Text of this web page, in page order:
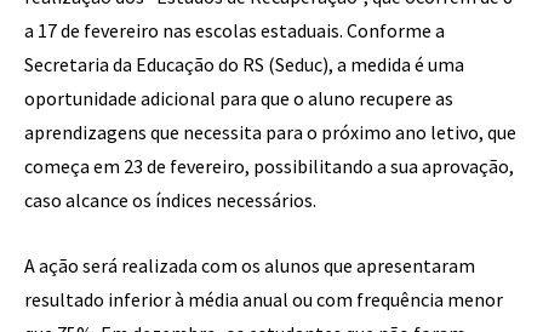
a 17 de fevereiro nas escolas estaduais. Conforme a
Secretaria da Educação do RS (Seduc), a medida é uma
oportunidade adicional para que o aluno recupere as
aprendizagens que necessita para o próximo ano letivo, que
começa em 23 de fevereiro, possibilitando a sua aprovação,
caso alcance os índices necessários.
A ação será realizada com os alunos que apresentaram
resultado inferior à média anual ou com frequência menor